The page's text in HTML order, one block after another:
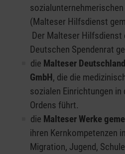
(Malteser Hilfsdienst
Der Malteser
Deutschen Spendenrat
die Malteser
GmbH, die die
sozialen Einrichtungen
Ordens führt.
die Malteser Werke
ihren Kernkompetenzen
Migration, Jugend,